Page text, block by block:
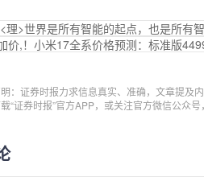
理>世界是所有智能的起点，也是所有
价,！小米17全系价格预测：标准版
：证券时报力求信息真实、准确，文章提及
“证券时报”官方APP，或关注官方微信公众